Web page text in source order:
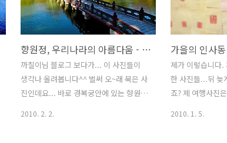
산에 있는 사찰. 종파대한불교조계종 창
건시기873년 창건자혜철 소재지경북 영
천시 청통면 치일리 ↑ 은해사 백흥암 전
경 / 경북 영천시 청통면 치일리. 대한불
교조계종 제10교구 본사인 은해사의 말사
이다. 861년(신라 경문왕 1) 혜철(惠哲)이
짓기 시작하여 그가 입적한 뒤인 873년에
고 잘 가다가도
로가 바로 경부고
다. 그래서 2번째
인-서울 고속도로
도로입니다. 홍보
에서 바로 올라탈
터널을 통하면 저
향원정, 우리나라의 아름다움 - 가을..
까칠이님 블로그 보다가... 이 사진들이
생각나 올려봅니다^^ 벌써 오~래 묵은 사
진인데요... 바로 경복궁안에 있는 향원정
2010. 2. 2.
가을의 인사
제가 이렇습니다.
한 사진들...뒤 늦
죠? 제 여행사진
2010. 1. 5.